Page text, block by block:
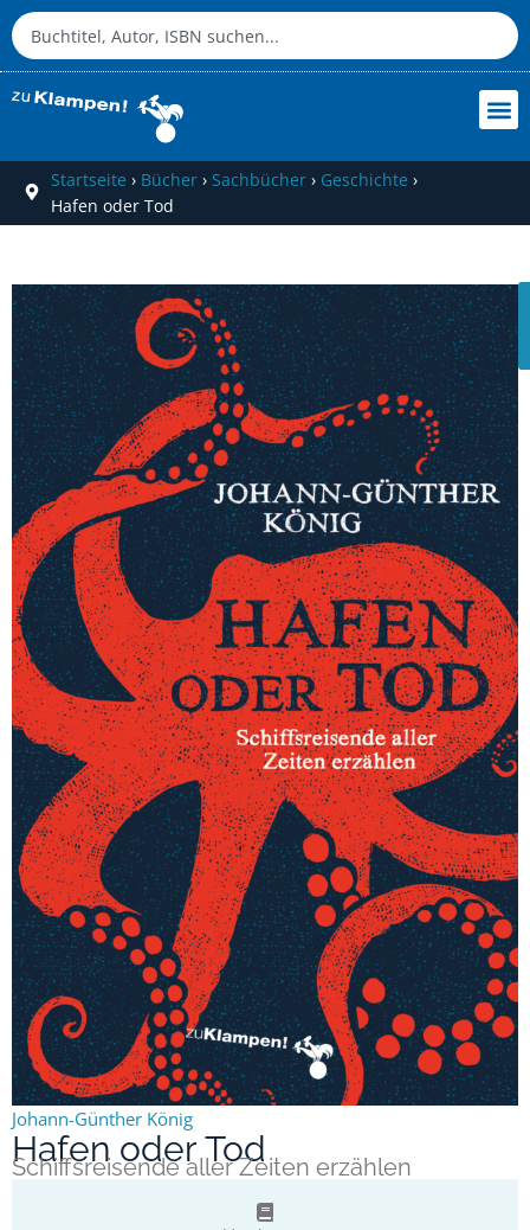
Startseite › Bücher› Sachbücher› Geschichte ›
Hafen oder Tod
Johann-Günther König
Hafen oder Tod
Schiffsreisende aller Zeiten erzählen